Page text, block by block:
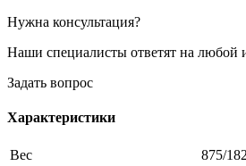
Нужна консультация?
Наши специалисты ответят на любой
Задать вопрос
Характеристики
Вес
875/